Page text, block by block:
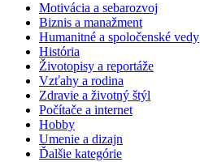
Motivácia a sebarozvoj
Biznis a manažment
Humanitné a spoločenské vedy
História
Životopisy a reportáže
Vzťahy a rodina
Zdravie a životný štýl
Počítače a internet
Hobby
Umenie a dizajn
Ďalšie kategórie